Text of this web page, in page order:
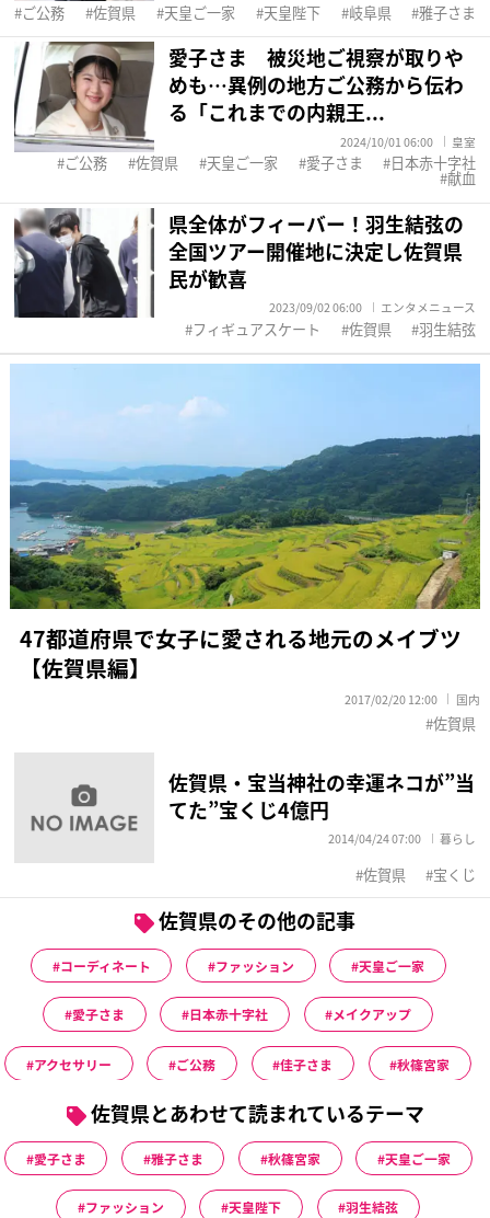
ご公務 佐賀県 天皇ご一家 天皇陛下 岐阜県 雅子さま
愛子さま 被災地ご視察が取りや
めも…異例の地方ご公務から伝わ
る「これまでの内親王...
2024/10/01 06:00 皇室
ご公務 佐賀県 天皇ご一家 愛子さま 日本赤十字社
献血
県全体がフィーバー！羽生結弦の
全国ツアー開催地に決定し佐賀県
民が歓喜
2023/09/02 06:00 エンタメニュース
フィギュアスケート 佐賀県 羽生結弦
47都道府県で女子に愛される地元のメイブツ
【佐賀県編】
2017/02/20 12:00 国内
佐賀県
佐賀県・宝当神社の幸運ネコが”当
てた”宝くじ4億円
2014/04/24 07:00 暮らし
佐賀県 宝くじ
佐賀県のその他の記事
コーディネート ファッション 天皇ご一家
愛子さま 日本赤十字社 メイクアップ
アクセサリー ご公務 佳子さま 秋篠宮家
佐賀県とあわせて読まれているテーマ
愛子さま 雅子さま 秋篠宮家 天皇ご一家
ファッション 天皇陛下 羽生結弦